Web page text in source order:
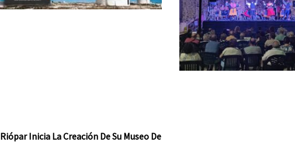
Riópar Inicia La Creación De Su Museo De